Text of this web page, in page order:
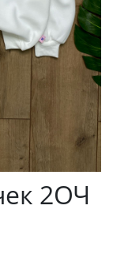
2ОЧ